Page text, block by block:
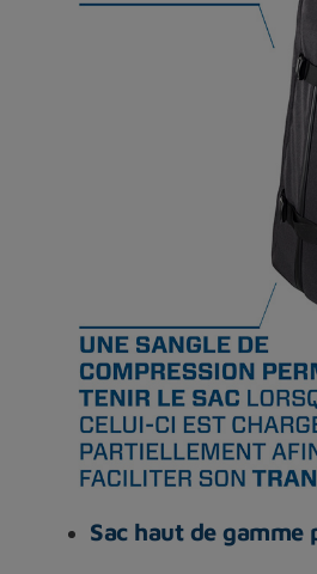
Sac haut de gamme